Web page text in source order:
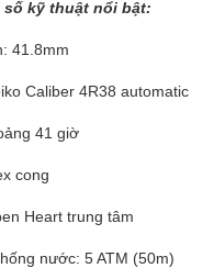
kỹ thuật nổi bật:
41.8mm
Caliber 4R38 automatic
41 giờ
cong
Heart trung tâm
nước: 5 ATM (50m)